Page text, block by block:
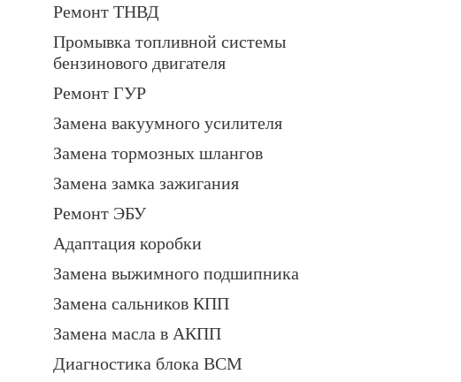
Ремонт ТНВД
Промывка топливной системы
бензинового двигателя
Ремонт ГУР
Замена вакуумного усилителя
Замена тормозных шлангов
Замена замка зажигания
Ремонт ЭБУ
Адаптация коробки
Замена выжимного подшипника
Замена сальников КПП
Замена масла в АКПП
Диагностика блока BCM